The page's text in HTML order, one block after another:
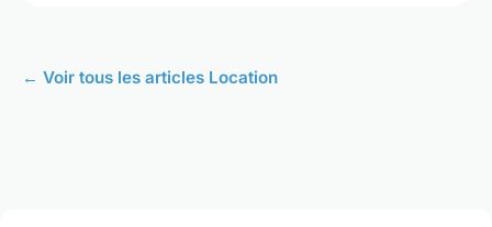
← Voir tous les articles Location